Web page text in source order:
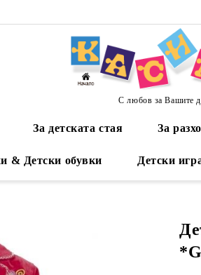
С любов за Вашите
За детската стая За
& Детски обувки Детски